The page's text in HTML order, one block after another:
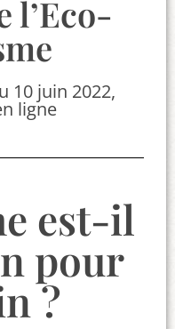
l’Eco-
10 juin 2022,
ligne
est-il
pour
?